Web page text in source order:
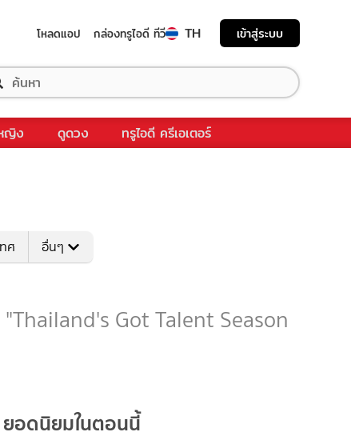
โหลดแอป กล่องทรูไอดี ทีวี TH เข้าสู่ระบบ
ญิง ดูดวง ทรูไอดี ครีเอเตอร์
ศ อื่นๆ
Got Talent Season
ยอดนิยมในตอนนี้